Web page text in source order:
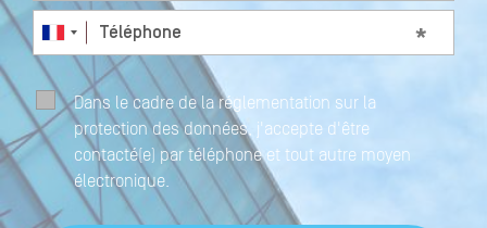
Téléphone*
Dans le cadre de la réglementation sur la
protection des données, j'accepte d'être
contacté(e) par téléphone et tout autre moyen
électronique.